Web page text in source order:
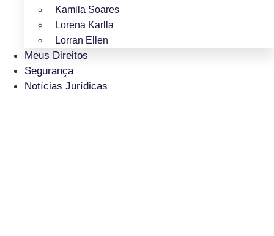
Kamila Soares
Lorena Karlla
Lorran Ellen
Meus Direitos
Segurança
Notícias Jurídicas